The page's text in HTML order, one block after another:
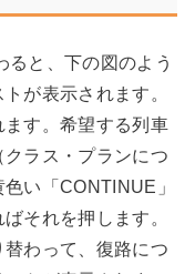
ると、下の図のよう
が表示されます。
す。希望する列車
ラス・プランにつ
い「CONTINUE」
それを押します。
わって、復路につ